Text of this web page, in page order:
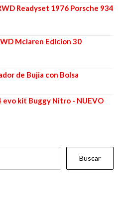
Readyset 1976 Porsche 934
Mclaren Edicion 30
de Bujia con Bolsa
evo kit Buggy Nitro - NUEVO
Buscar